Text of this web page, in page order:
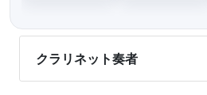
クラリネット奏者